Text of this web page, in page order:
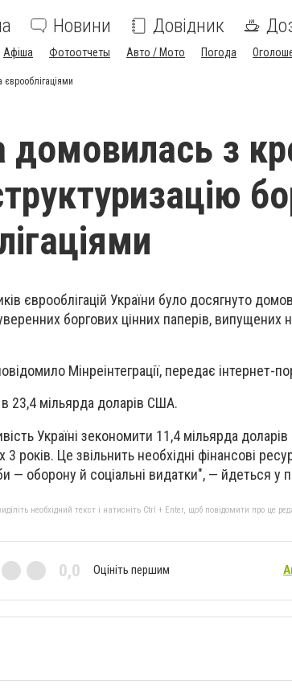
Новини Довідник
Афіша Фотоотчеты Авто / Мото Погода
домовилась з
єврооблігацій України було досягнуто
боргових цінних паперів, випущених
Мінреінтеграції, передає інтернет-
23,4 мільярда доларів США.
Україні зекономити 11,4 мільярда
3 років. Це звільнить необхідні фінансові
— оборону й соціальні видатки", — йдеться у
необхідний текст і натисніть Ctrl + Enter, щоб повідомити про це
0,0 Оцініть першим